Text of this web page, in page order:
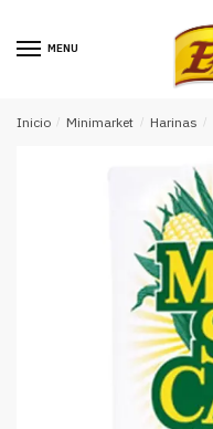
MENU
Inicio / Minimarket / Harinas /